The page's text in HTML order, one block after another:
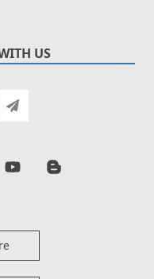
US